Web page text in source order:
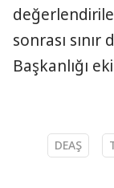
sonrası sınır
Başkanlığı
DEAŞ